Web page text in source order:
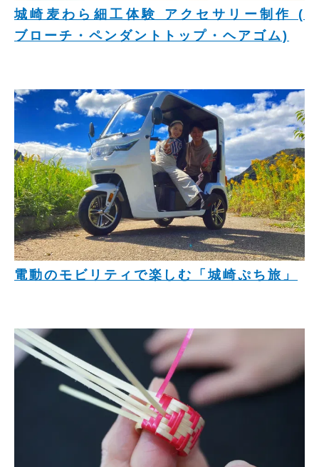
城崎麦わら細工体験 アクセサリー制作 (
ブローチ・ペンダントトップ・ヘアゴム)
電動のモビリティで楽しむ「城崎ぷち旅」